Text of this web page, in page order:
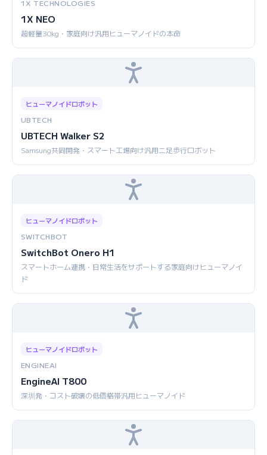
1X TECHNOLOGIES
1X NEO
超軽量30kg・家庭向け汎用ヒューマノイドの本命
ヒューマノイドロボット
UBTECH
UBTECH Walker S2
Samsung共同開発・スマート工場向け汎用二足歩行ロボット
ヒューマノイドロボット
SWITCHBOT
SwitchBot Onero H1
スマートホーム連携・日常生活をサポートする家庭向けヒューマノイ
ド
ヒューマノイドロボット
ENGINEAI
EngineAI T800
深圳発・コスト破壊の低価格帯汎用ヒューマノイド